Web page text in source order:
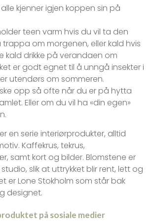
kjenner igjen koppen sin på
teen varm hvis du vil ta den
om morgenen, eller kald hvis
kald drikke på verandaen om
er godt egnet til å unngå insekter i
utendørs om sommeren.
opp så ofte når du er på hytta
Eller om du vil ha «din egen»
en serie interiørprodukter, alltid
Kaffekrus, tekrus,
samt kort og bilder. Blomstene er
slik at uttrykket blir rent, lett og
er Lone Stokholm som står bak
designet.
på sosiale medier